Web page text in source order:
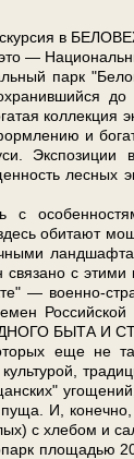
в
—
парк
кол­лек­ция
и
Экспозиции
лесных
оби­та­ют
свя­за­но с
— военно-
БЫТА
еще не
И, ко­неч­но,
с хле­бом и
пло­ща­дью 20